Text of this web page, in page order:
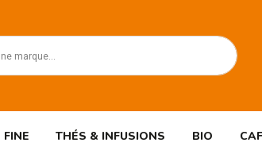
FINE THÉS & INFUSIONS BIO